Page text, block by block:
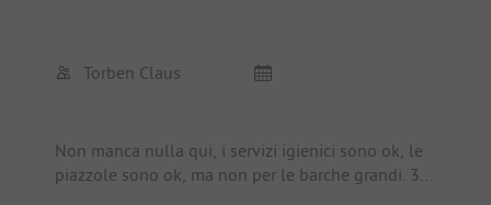
Torben Claus
Non manca nulla qui, i servizi igienici sono ok, le
piazzole sono ok, ma non per le barche grandi. 3